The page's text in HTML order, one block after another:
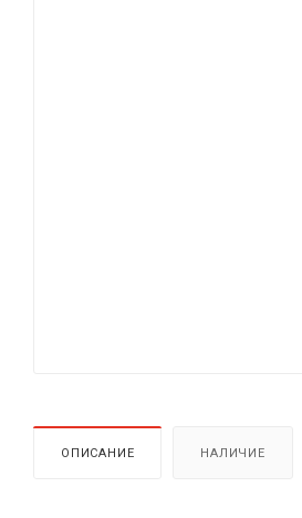
ОПИСАНИЕ НАЛИЧИЕ